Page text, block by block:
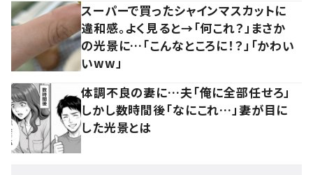
スーパーで買ったシャインマスカットに
違和感。よく見ると→「何これ？」まさか
の光景に…「こんなところに！？」「かわい
いww」
体調不良の妻に…夫「俺に全部任せろ」
しかし数時間後「なにこれ…」妻が目に
した光景とは